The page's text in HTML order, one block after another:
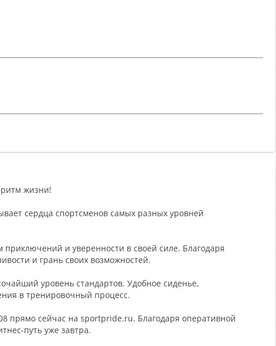
жизни!
сердца спортсменов самых разных уровней
и уверенности в своей силе. Благодаря
и грань своих возможностей.
уровень стандартов. Удобное сиденье,
в тренировочный процесс.
прямо сейчас на sportpride.ru. Благодаря оперативной
путь уже завтра.